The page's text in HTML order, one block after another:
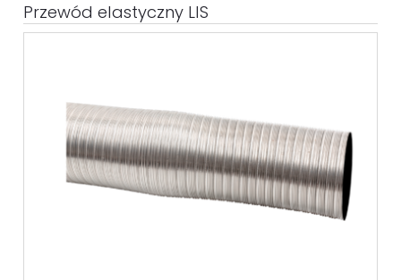
Przewód elastyczny LIS